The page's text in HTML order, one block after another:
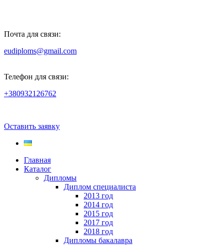
Почта для связи:
eudiploms@gmail.com
Телефон для связи:
+380932126762
Оставить заявку
Главная
Каталог
Дипломы
Диплом специалиста
2013 год
2014 год
2015 год
2017 год
2018 год
Дипломы бакалавра